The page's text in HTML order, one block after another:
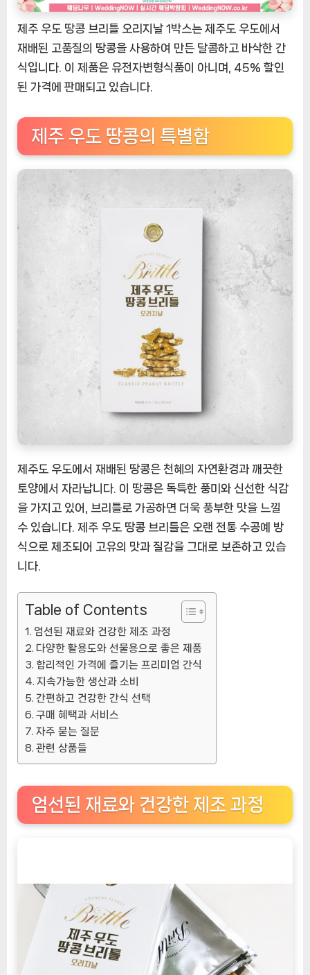
품]
제
주
우
도
브
리
[EatingNOW
ㅣ
제주 우도 땅콩 브리틀 오리지날 1박스는 제주도 우도에서
재배된 고품질의 땅콩을 사용하여 만든 달콤하고 바삭한 간
식입니다. 이 제품은 유전자변형식품이 아니며, 45% 할인
된 가격에 판매되고 있습니다.
제주 우도 땅콩의 특별함
제주도 우도에서 재배된 땅콩은 천혜의 자연환경과 깨끗한
토양에서 자라납니다. 이 땅콩은 독특한 풍미와 신선한 식감
을 가지고 있어, 브리틀로 가공하면 더욱 풍부한 맛을 느낄
수 있습니다. 제주 우도 땅콩 브리틀은 오랜 전통 수공예 방
식으로 제조되어 고유의 맛과 질감을 그대로 보존하고 있습
니다.
Table of Contents
엄선된 재료와 건강한 제조 과정
다양한 활용도와 선물용으로 좋은 제품
합리적인 가격에 즐기는 프리미엄 간식
지속가능한 생산과 소비
간편하고 건강한 간식 선택
구매 혜택과 서비스
자주 묻는 질문
관련 상품들
엄선된 재료와 건강한 제조 과정